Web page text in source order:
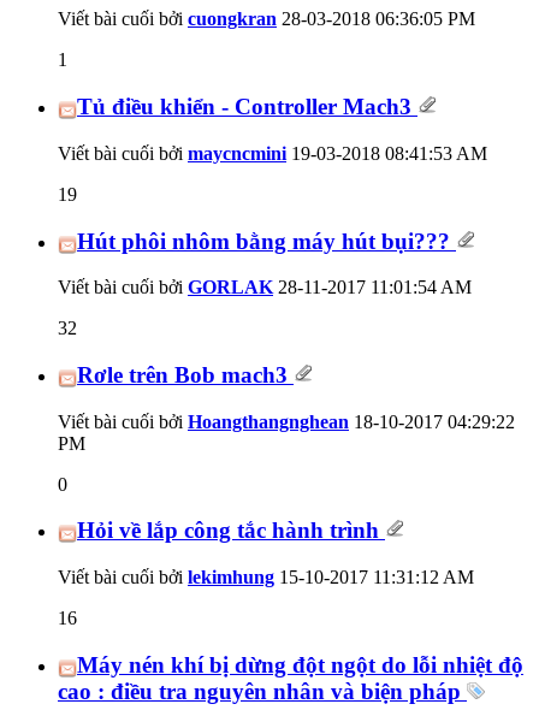
Viết bài cuối bởi cuongkran 28-03-2018 06:36:05 PM
1
Tủ điều khiển - Controller Mach3
Viết bài cuối bởi maycncmini 19-03-2018 08:41:53 AM
19
Hút phôi nhôm bằng máy hút bụi???
Viết bài cuối bởi GORLAK 28-11-2017 11:01:54 AM
32
Rơle trên Bob mach3
Viết bài cuối bởi Hoangthangnghean 18-10-2017 04:29:22
PM
0
Hỏi về lắp công tắc hành trình
Viết bài cuối bởi lekimhung 15-10-2017 11:31:12 AM
16
Máy nén khí bị dừng đột ngột do lỗi nhiệt độ
cao : điều tra nguyên nhân và biện pháp